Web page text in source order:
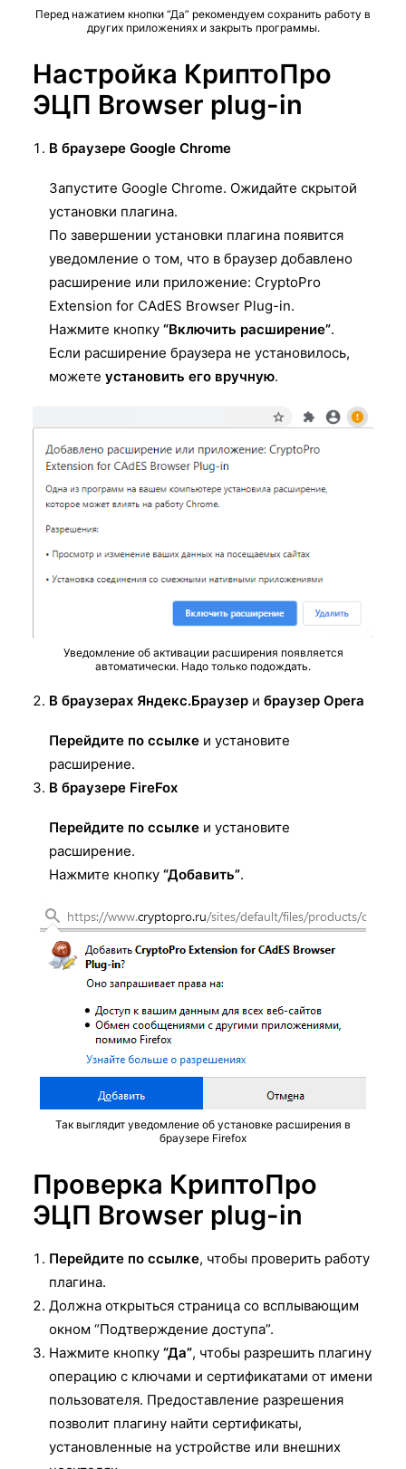
Перед нажатием кнопки “Да” рекомендуем сохранить работу в
других приложениях и закрыть программы.
Настройка КриптоПро
ЭЦП Browser plug-in
В браузере Google Chrome
Запустите Google Chrome. Ожидайте скрытой
установки плагина.
По завершении установки плагина появится
уведомление о том, что в браузер добавлено
расширение или приложение: CryptoPro
Extension for CAdES Browser Plug-in.
Нажмите кнопку “Включить расширение”.
Если расширение браузера не установилось,
можете установить его вручную.
Уведомление об активации расширения появляется
автоматически. Надо только подождать.
В браузерах Яндекс.Браузер и браузер Opera
Перейдите по ссылке и установите
расширение.
В браузере FireFox
Перейдите по ссылке и установите
расширение.
Нажмите кнопку “Добавить”.
Так выглядит уведомление об установке расширения в
браузере Firefox
Проверка КриптоПро
ЭЦП Browser plug-in
Перейдите по ссылке, чтобы проверить работу
плагина.
Должна открыться страница со всплывающим
окном “Подтверждение доступа”.
Нажмите кнопку “Да”, чтобы разрешить плагину
операцию с ключами и сертификатами от имени
пользователя. Предоставление разрешения
позволит плагину найти сертификаты,
установленные на устройстве или внешних